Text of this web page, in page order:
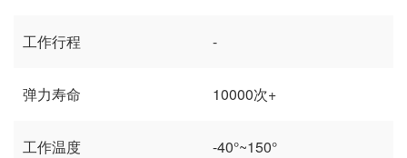
工作行程 -
弹力寿命 10000次+
工作温度 -40°~150°